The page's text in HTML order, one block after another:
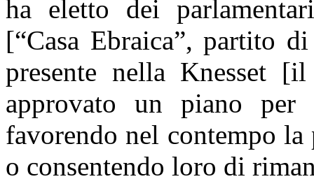
ha eletto dei
[“Casa Ebraica”, partito
presente nella Knesset
approvato un piano
favorendo nel contempo
o consentendo loro di